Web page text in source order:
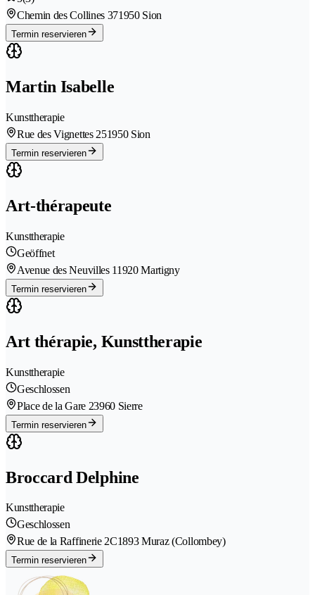
Chemin des Collines 371950 Sion
Termin reservieren
Martin Isabelle
Kunsttherapie
Rue des Vignettes 251950 Sion
Termin reservieren
Art-thérapeute
Kunsttherapie
Geöffnet
Avenue des Neuvilles 11920 Martigny
Termin reservieren
Art thérapie, Kunsttherapie
Kunsttherapie
Geschlossen
Place de la Gare 23960 Sierre
Termin reservieren
Broccard Delphine
Kunsttherapie
Geschlossen
Rue de la Raffinerie 2C1893 Muraz (Collombey)
Termin reservieren